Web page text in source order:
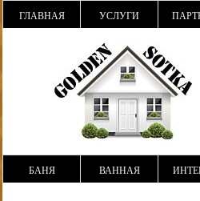
ГЛАВНАЯ УСЛУГИ
БАНЯ ВАННАЯ